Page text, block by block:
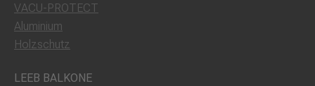
VACU-PROTECT
Aluminium
Holzschutz
LEEB BALKONE